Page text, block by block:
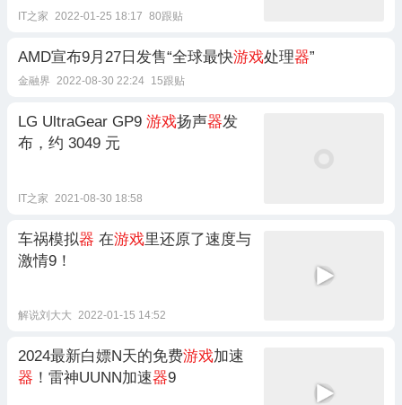
IT之家 2022-01-25 18:17 80跟贴
AMD宣布9月27日发售“全球最快游戏处理器”
金融界 2022-08-30 22:24 15跟贴
LG UltraGear GP9 游戏扬声器发
布，约 3049 元
IT之家 2021-08-30 18:58
车祸模拟器 在游戏里还原了速度与
激情9！
解说刘大大 2022-01-15 14:52
2024最新白嫖N天的免费游戏加速
器 ！雷神UUNN加速器9